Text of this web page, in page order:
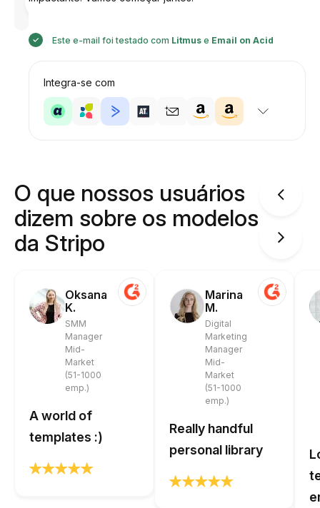
Este e-mail foi testado com Litmus e Email on Acid
Integra-se com
O que nossos usuários
dizem sobre os modelos
da Stripo
Oksana
K.
SMM
Manager
Mid-
Market
(51-1000
emp.)
A world of
templates :)
Marina
M.
Digital
Marketing
Manager
Mid-
Market
(51-1000
emp.)
Really handful
personal library